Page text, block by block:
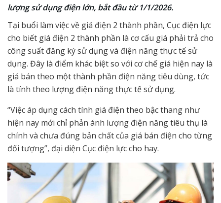
lượng sử dụng điện lớn, bắt đầu từ 1/1/2026.
Tại buổi làm việc về giá điện 2 thành phần, Cục điện lực
cho biết giá điện 2 thành phần là cơ cấu giá phải trả cho
công suất đăng ký sử dụng và điện năng thực tế sử
dụng. Đây là điểm khác biệt so với cơ chế giá hiện nay là
giá bán theo một thành phần điện năng tiêu dùng, tức
là tính theo lượng điện năng thực tế sử dụng.
“Việc áp dụng cách tính giá điện theo bậc thang như
hiện nay mới chỉ phản ánh lượng điện năng tiêu thụ là
chính và chưa đúng bản chất của giá bán điện cho từng
đối tượng”, đại diện Cục điện lực cho hay.